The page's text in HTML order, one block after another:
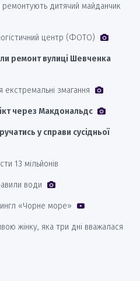
ремонтують дитячий майданчик
центр (ФОТО)
ремонт вулиці Шевченка
екстремальні змагання
через Макдональдс
у справи сусідньої
13 мільйонів
води
«Чорне море»
жінку, яка три дні вважалася